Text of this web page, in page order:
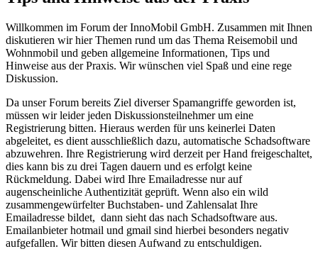
Willkommen im Forum der InnoMobil GmbH. Zusammen mit Ihnen
diskutieren wir hier Themen rund um das Thema Reisemobil und
Wohnmobil und geben allgemeine Informationen, Tips und
Hinweise aus der Praxis. Wir wünschen viel Spaß und eine rege
Diskussion.
Da unser Forum bereits Ziel diverser Spamangriffe geworden ist,
müssen wir leider jeden Diskussionsteilnehmer um eine
Registrierung bitten. Hieraus werden für uns keinerlei Daten
abgeleitet, es dient ausschließlich dazu, automatische Schadsoftware
abzuwehren. Ihre Registrierung wird derzeit per Hand freigeschaltet,
dies kann bis zu drei Tagen dauern und es erfolgt keine
Rückmeldung. Dabei wird Ihre Emailadresse nur auf
augenscheinliche Authentizität geprüft. Wenn also ein wild
zusammengewürfelter Buchstaben- und Zahlensalat Ihre
Emailadresse bildet, dann sieht das nach Schadsoftware aus.
Emailanbieter hotmail und gmail sind hierbei besonders negativ
aufgefallen. Wir bitten diesen Aufwand zu entschuldigen.